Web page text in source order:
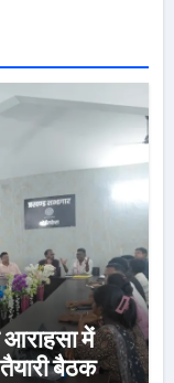
आराहसा में
बैठक